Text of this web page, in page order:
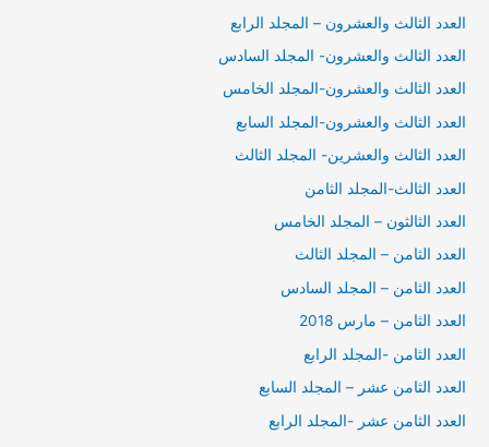
العدد الثالث والعشرون – المجلد الرابع
العدد الثالث والعشرون- المجلد السادس
العدد الثالث والعشرون-المجلد الخامس
العدد الثالث والعشرون-المجلد السابع
العدد الثالث والعشرين- المجلد الثالث
العدد الثالث-المجلد الثامن
العدد الثالثون – المجلد الخامس
العدد الثامن – المجلد الثالث
العدد الثامن – المجلد السادس
العدد الثامن – مارس 2018
العدد الثامن -المجلد الرابع
العدد الثامن عشر – المجلد السابع
العدد الثامن عشر -المجلد الرابع